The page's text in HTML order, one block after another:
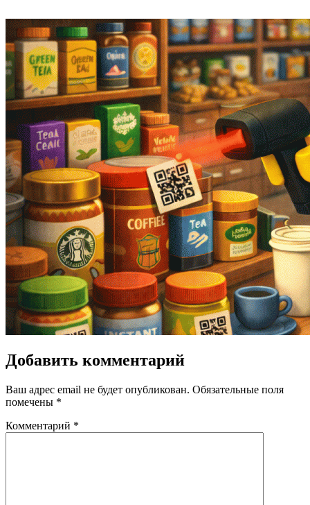
Добавить комментарий
Ваш адрес email не будет опубликован. Обязательные поля
помечены *
Комментарий *